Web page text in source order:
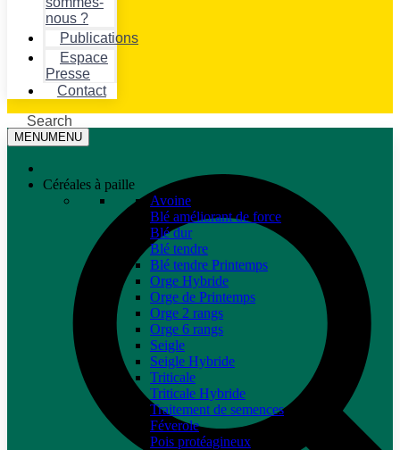
nous ?
Publications
Espace
Presse
Contact
Search
MENUMENU
Céréales à paille
Avoine
Blé améliorant de force
Blé dur
Blé tendre
Blé tendre Printemps
Orge Hybride
Orge de Printemps
Orge 2 rangs
Orge 6 rangs
Seigle
Seigle Hybride
Triticale
Triticale Hybride
Traitement de semences
Féverole
Pois protéagineux